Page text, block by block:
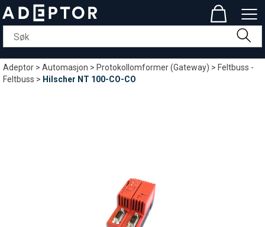
Adeptor>Automasjon>Protokollomformer (Gateway)>Feltbuss -
Feltbuss> Hilscher NT 100-CO-CO